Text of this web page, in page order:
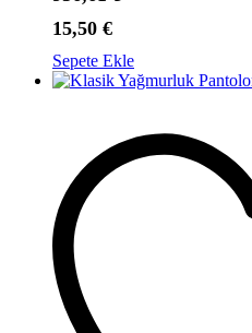
15,50 €
Sepete Ekle